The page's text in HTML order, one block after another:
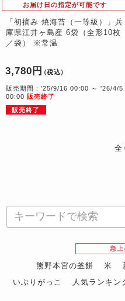
お届け日の指定が可能です
「初摘み 焼海苔（一等級）」兵
庫県江井ヶ島産 6袋（全形10枚
／袋） ※常温
3,780円 （税込）
販売期間：'25/9/16 00:00 ～ '26/4/5
00:00 販売終了
販売終了
全
急上
熊野本宮の釜餅 米
いぶりがっこ
人気ランキン